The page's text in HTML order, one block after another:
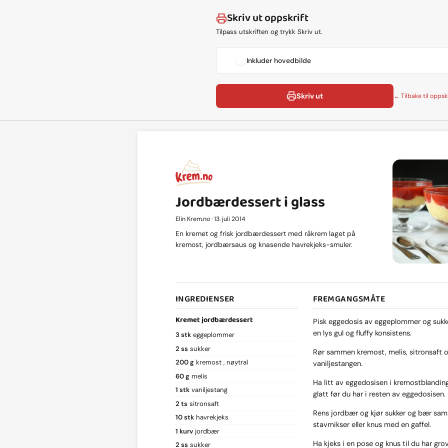
Skriv ut oppskrift
Tilpass utskriften og trykk Skriv ut.
Inkluder hovedbilde
Skriv ut ← Tilbake til
Jordbærdessert i glass
Elin Krem.no · 13. juli 2014
En kremet og frisk jordbærdessert med råkrem laget på
kremost, jordbærsaus og knasende havrekjeks-smuler.
INGREDIENSER
Kremet jordbærdessert
3 stk eggeplommer
2 ss sukker
200 g kremost
nøytral
60 g melis
1 stk vaniljestang
2 ts sitronsaft
10 stk havrekjeks
1 kurv jordbær
2 ss sukker
FREMGANGSMÅTE
Pisk eggedosis av eggeplommer og
en lys gul og fluffy konsistens.
Rør sammen kremost, melis, sitronsaft
vaniljestangen.
Ha litt av eggedosisen i
glatt før du har i resten av eggedosisen.
Rens jordbær og kjør sukker og bær
stavmikser eller knus med en gaffel.
Ha kjeks i en pose og knus til du har